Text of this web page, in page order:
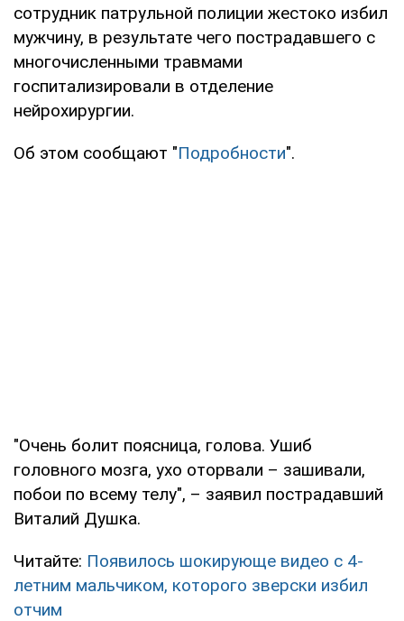
сотрудник патрульной полиции жестоко избил
мужчину, в результате чего пострадавшего с
многочисленными травмами
госпитализировали в отделение
нейрохирургии.
Об этом сообщают "Подробности".
"Очень болит поясница, голова. Ушиб
головного мозга, ухо оторвали – зашивали,
побои по всему телу", – заявил пострадавший
Виталий Душка.
Читайте: Появилось шокирующе видео с 4-
летним мальчиком, которого зверски избил
отчим